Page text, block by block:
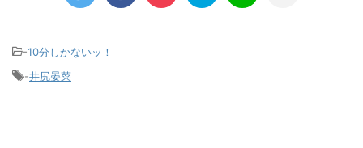
-10分しかないッ！
-井尻晏菜